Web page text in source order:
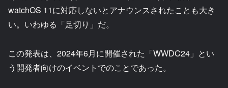
watchOS 11に対応しないとアナウンスされたことも大き
い。いわゆる「足切り」だ。
この発表は、2024年6月に開催された「WWDC24」とい
う開発者向けのイベントでのことであった。